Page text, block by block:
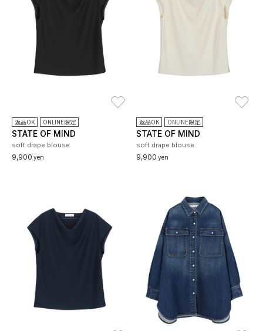
返品OK ONLINE限定
STATE OF MIND
soft drape blouse
9,900 yen
返品OK ONLINE限定
STATE OF MIND
soft drape blouse
9,900 yen